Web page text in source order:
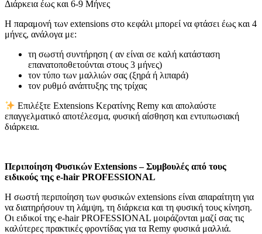
Διάρκεια έως και 6-9 Μήνες
Η παραμονή των extensions στο κεφάλι μπορεί να φτάσει έως και 4
μήνες, ανάλογα με:
τη σωστή συντήρηση ( αν είναι σε καλή κατάσταση
επανατοποθετούνται στους 3 μήνες)
τον τύπο των μαλλιών σας (ξηρά ή λιπαρά)
τον ρυθμό ανάπτυξης της τρίχας
Επιλέξτε Extensions Κερατίνης Remy και απολαύστε
επαγγελματικό αποτέλεσμα, φυσική αίσθηση και εντυπωσιακή
διάρκεια.
Περιποίηση Φυσικών Extensions – Συμβουλές από τους
ειδικούς της e-hair PROFESSIONAL
Η σωστή περιποίηση των φυσικών extensions είναι απαραίτητη για
να διατηρήσουν τη λάμψη, τη διάρκεια και τη φυσική τους κίνηση.
Οι ειδικοί της e-hair PROFESSIONAL μοιράζονται μαζί σας τις
καλύτερες πρακτικές φροντίδας για τα Remy φυσικά μαλλιά.